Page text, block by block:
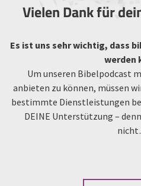
Vielen Dank für
Es ist uns sehr wichtig, dass
werden
Um unseren Bibelpodcast
anbieten zu können, müssen
bestimmte Dienstleistungen
DEINE Unterstützung –